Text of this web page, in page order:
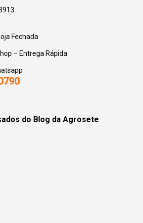
Fechada
– Entrega Rápida
do Blog da Agrosete